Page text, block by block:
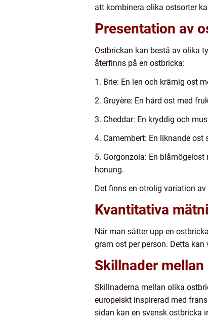
att kombinera olika ostsorter
Presentation av
Ostbrickan kan bestå av olika
återfinns på en ostbricka:
1. Brie: En len och krämig ost
2. Gruyère: En hård ost med
3. Cheddar: En kryddig och
4. Camembert: En liknande
5. Gorgonzola: En
honung.
Det finns en otrolig variation
Kvantitativa
När man sätter upp en
gram ost per person. Detta
Skillnader
Skillnaderna mellan olika
europeiskt inspirerad med
sidan kan en svensk ostbricka